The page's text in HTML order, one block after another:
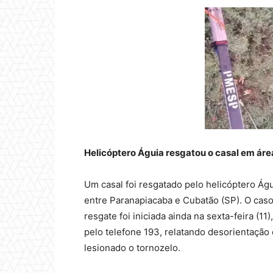
Helicóptero Águia resgatou o casal em
Um casal foi resgatado pelo helicóptero
entre Paranapiacaba e Cubatão (SP). O
resgate foi iniciada ainda na sexta-feira
pelo telefone 193, relatando
lesionado o tornozelo.